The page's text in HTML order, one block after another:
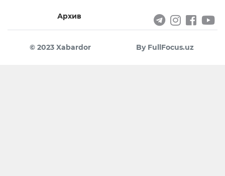
Архив
© 2023 Xabardor By FullFocus.uz